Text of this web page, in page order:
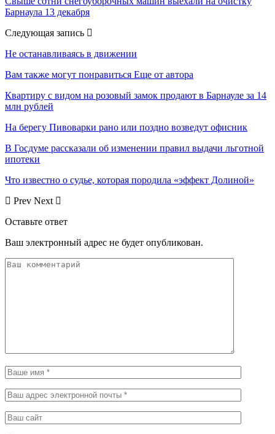
Барнаула 13 декабря
Следующая запись
Не останавливаясь в движении
Вам также могут понравиться Еще от автора
Квартиру с видом на розовый замок продают в Барнауле за 14
млн рублей
На берегу Пивоварки рано или поздно возведут офисник
В Госдуме рассказали об изменении правил выдачи льготной
ипотеки
Что известно о судье, которая породила «эффект Долиной»
Prev Next
Оставьте ответ
Ваш электронный адрес не будет опубликован.